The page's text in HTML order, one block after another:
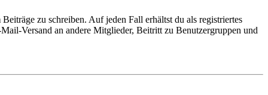
zu schreiben. Auf jeden Fall erhältst du als registriertes
Versand an andere Mitglieder, Beitritt zu Benutzergruppen und